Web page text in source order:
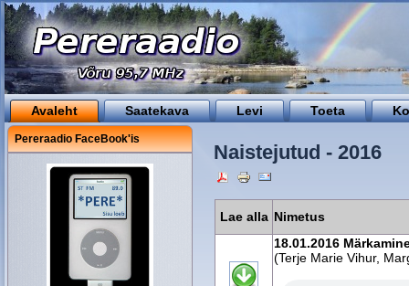
Avaleht Saatekava Levi Toeta
Pereraadio FaceBook'is
Naistejutud - 2016
Lae alla Nimetus
18.01.2016
(Terje Marie Vihur,